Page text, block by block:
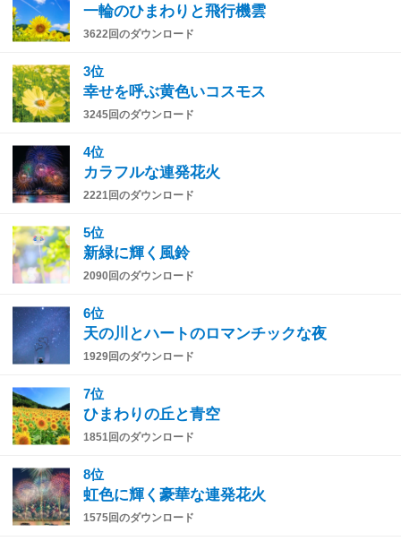
一輪のひまわりと飛行機雲
3622回のダウンロード
3位
幸せを呼ぶ黄色いコスモス
3245回のダウンロード
4位
カラフルな連発花火
2221回のダウンロード
5位
新緑に輝く風鈴
2090回のダウンロード
6位
天の川とハートのロマンチックな夜
1929回のダウンロード
7位
ひまわりの丘と青空
1851回のダウンロード
8位
虹色に輝く豪華な連発花火
1575回のダウンロード